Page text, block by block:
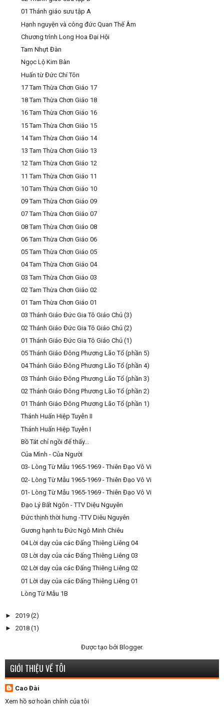
01 Thánh giáo sưu tập A
Hạnh nguyện và công đức Quan Thế Âm
Chương trình Long Hoa Đại Hội
Tam Nhựt Đàn
Ngọc Lộ Kim Bàn
Huấn từ Đức Chí Tôn
17 Tam Thừa Chơn Giáo 17
18 Tam Thừa Chơn Giáo 18
16 Tam Thừa Chơn Giáo 16
15 Tam Thừa Chơn Giáo 15
14 Tam Thừa Chơn Giáo 14
13 Tam Thừa Chơn Giáo 13
12 Tam Thừa Chơn Giáo 12
11 Tam Thừa Chơn Giáo 11
10 Tam Thừa Chơn Giáo 10
09 Tam Thừa Chơn Giáo 09
07 Tam Thừa Chơn Giáo 07
08 Tam Thừa Chơn Giáo 08
06 Tam Thừa Chơn Giáo 06
05 Tam Thừa Chơn Giáo 05
04 Tam Thừa Chơn Giáo 04
03 Tam Thừa Chơn Giáo 03
02 Tam Thừa Chơn Giáo 02
01 Tam Thừa Chơn Giáo 01
03 Thánh Giáo Đức Gia Tô Giáo Chủ (3)
02 Thánh Giáo Đức Gia Tô Giáo Chủ (2)
01 Thánh Giáo Đức Gia Tô Giáo Chủ (1)
05 Thánh Giáo Đông Phương Lão Tổ (phần 5)
04 Thánh Giáo Đông Phương Lão Tổ (phần 4)
03 Thánh Giáo Đông Phương Lão Tổ (phần 3)
02 Thánh Giáo Đông Phương Lão Tổ (phần 2)
01 Thánh Giáo Đông Phương Lão Tổ (phần 1)
Thánh Huấn Hiệp Tuyễn II
Thánh Huấn Hiệp Tuyễn I
Bồ Tát chỉ ngồi để thấy...
Của Mình - Của Người
03- Lòng Từ Mẫu 1965-1969 - Thiên Đạo Vô Vi
02- Lòng Từ Mẫu 1965-1969 - Thiên Đạo Vô Vi
01- Lòng Từ Mẫu 1965-1969 - Thiên Đạo Vô Vi
Đạo Lý Bất Ngôn - TTV Diệu Nguyên
Đức thịnh thời hưng -TTV Diêu Nguyên
Gương hạnh tu Đức Ngô Minh Chiêu
04 Lời dạy của các Đấng Thiêng Liêng 04
03 Lời dạy của các Đấng Thiêng Liêng 03
02 Lời dạy của các Đấng Thiêng Liêng 02
01 Lời dạy của các Đấng Thiêng Liêng 01
Lòng Từ Mẫu 1B
► 2019 (2)
► 2018 (1)
Được tạo bởi Blogger.
GIỚI THIỆU VỀ TÔI
Cao Đài
Xem hồ sơ hoàn chỉnh của tôi